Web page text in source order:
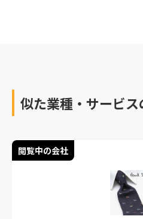
似た業種・サービ
閲覧中の会社